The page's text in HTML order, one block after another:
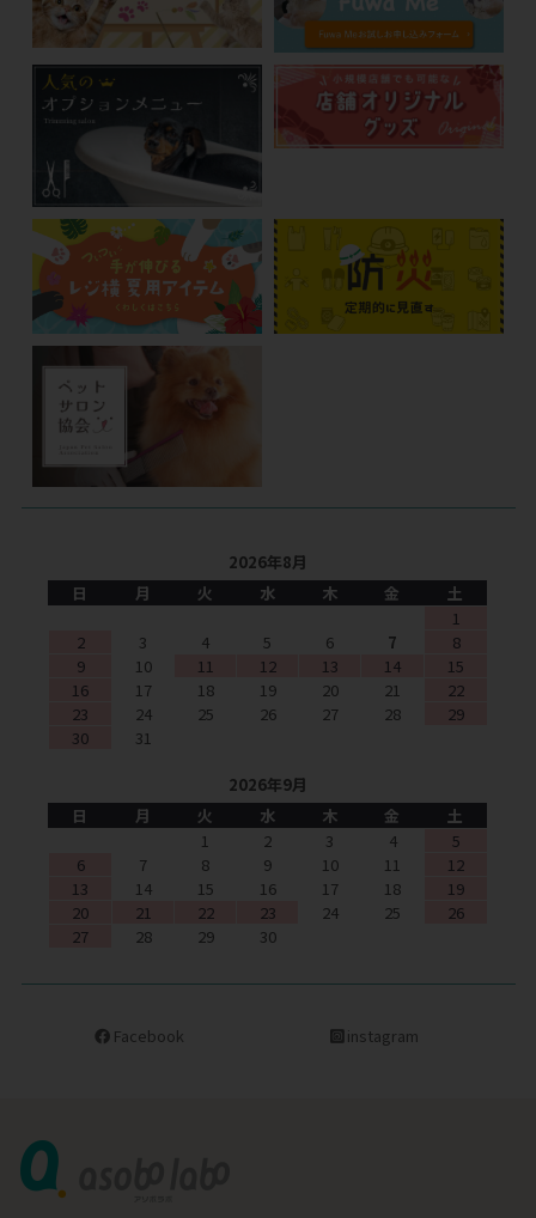
2026年8月
日
月 火 水 木 金
土
1
2
3 4 5 6 7
8
9
10 11 12 13 14
15
16
17 18 19 20 21
22
23
24 25 26 27 28
29
30
31
2026年9月
日
月 火 水 木 金
土
1
2 3 4
5
6
7 8 9 10 11
12
13
14 15 16 17 18
19
20
21 22 23 24 25
26
27
28 29 30
Facebook instagram